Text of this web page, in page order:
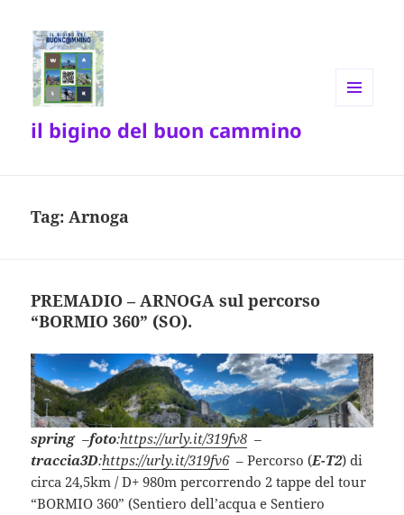
il bigino del buon cammino
Tag:Arnoga
PREMADIO – ARNOGA sul percorso
“BORMIO 360” (SO).
spring–foto:https://urly.it/319fv8 –
traccia3D:https://urly.it/319fv6 – Percorso (E-T2) di
circa 24,5km / D+ 980m percorrendo 2 tappe del tour
“BORMIO 360” (Sentiero dell’acqua e Sentiero